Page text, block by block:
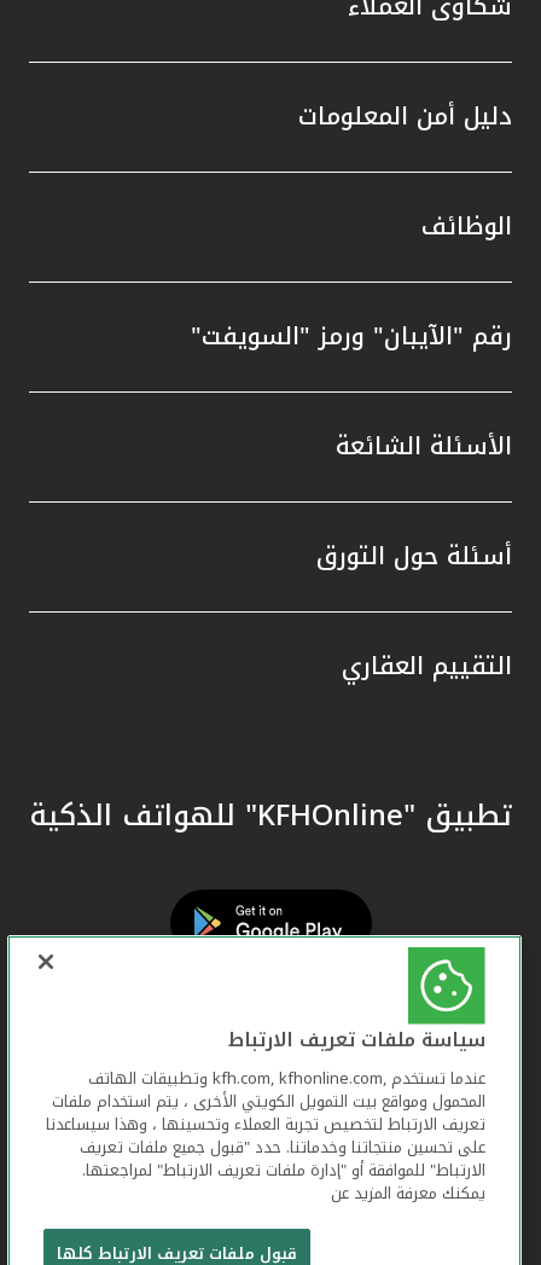
دليل أمن المعلومات
الوظائف
رقم "الآيبان" ورمز "السويفت"
الأسئلة الشائعة
أسئلة حول التورق
التقييم العقاري
تطبيق "KFHOnline" للهواتف الذكية
بيت التمويل الكويتي جميع الحقوق محفوظة © 2026
سياسة ملفات تعريف الارتباط
عندما تستخدم ,kfh.com, kfhonline.com وتطبيقات الهاتف
المحمول ومواقع بيت التمويل الكويتي الأخرى ، يتم استخدام ملفات
تعريف الارتباط لتخصيص تجربة العملاء وتحسينها ، وهذا سيساعدنا
على تحسين منتجاتنا وخدماتنا. حدد "قبول جميع ملفات تعريف
الارتباط" للموافقة أو "إدارة ملفات تعريف الارتباط" لمراجعتها.
يمكنك معرفة المزيد عن
قبول ملفات تعريف الارتباط كلها